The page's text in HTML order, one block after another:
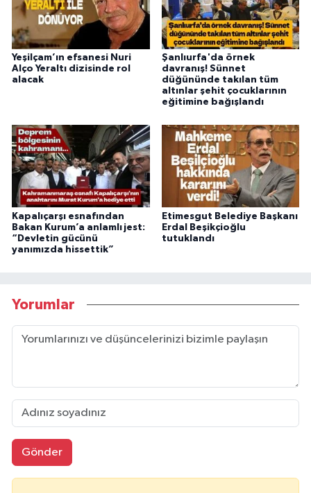
Yeşilçam’ın efsanesi Nuri
Alço Yeraltı dizisinde rol
alacak
Şanlıurfa'da örnek
davranış! Sünnet
düğününde takılan tüm
altınlar şehit çocuklarının
eğitimine bağışlandı
Kapalıçarşı esnafından
Bakan Kurum’a anlamlı jest:
“Devletin gücünü
yanımızda hissettik”
Etimesgut Belediye Başkanı
Erdal Beşikçioğlu
tutuklandı
Yorumlar
Gönder